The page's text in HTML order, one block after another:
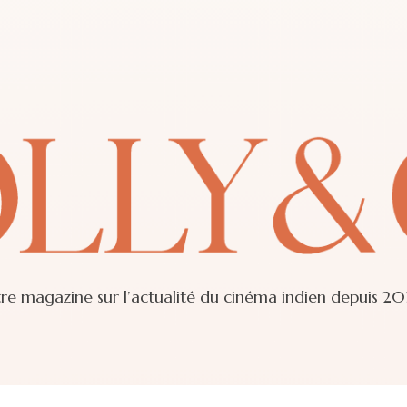
magazine sur l’actualité du cinéma indien depuis